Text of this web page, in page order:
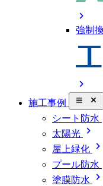
chevron_right
強制
chevron_right
施工事例 close_small
シート防水
太陽光 chevron_right
屋上緑化 chevron_right
プール防水
塗膜防水 chevron_right